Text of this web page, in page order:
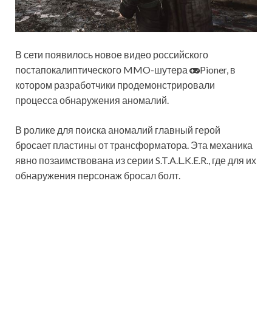
В сети появилось новое видео российского
постапокалиптического MMO-шутера
Pioner, в
котором разработчики продемонстрировали
процесса обнаружения аномалий.
В ролике для поиска аномалий главный герой
бросает пластины от трансформатора. Эта механика
явно позаимствована из серии S.T.A.L.K.E.R., где для их
обнаружения персонаж бросал болт.